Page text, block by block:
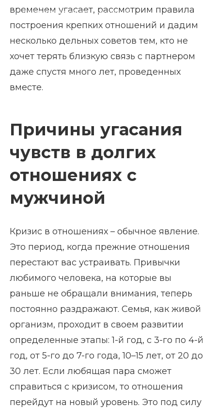
Долгие отношения с мужчиной
временем угасает, рассмотрим правила
построения крепких отношений и дадим
несколько дельных советов тем, кто не
хочет терять близкую связь с партнером
даже спустя много лет, проведенных
вместе.
Причины угасания
чувств в долгих
отношениях с
мужчиной
Кризис в отношениях – обычное явление.
Это период, когда прежние отношения
перестают вас устраивать. Привычки
любимого человека, на которые вы
раньше не обращали внимания, теперь
постоянно раздражают. Семья, как живой
организм, проходит в своем развитии
определенные этапы: 1-й год, с 3-го по 4-й
год, от 5-го до 7-го года, 10–15 лет, от 20 до
30 лет. Если любящая пара сможет
справиться с кризисом, то отношения
перейдут на новый уровень. Это под силу